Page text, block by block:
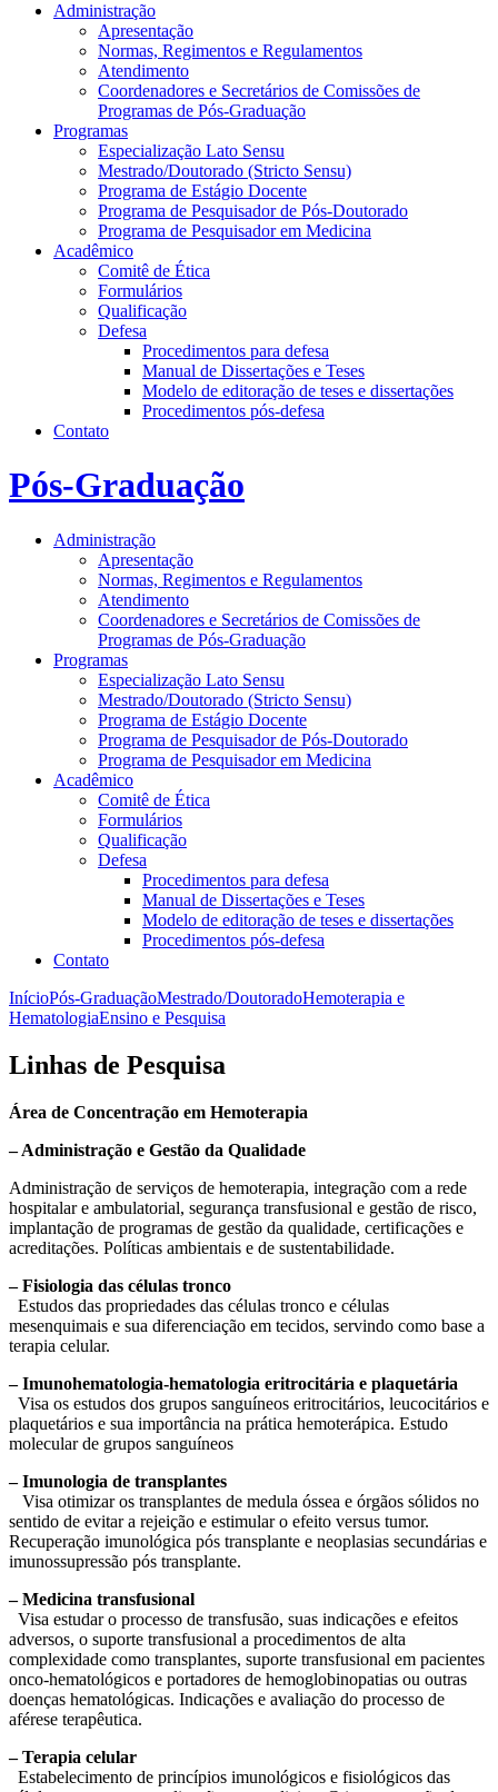
Administração
Apresentação
Normas, Regimentos e Regulamentos
Atendimento
Coordenadores e Secretários de Comissões de
Programas de Pós-Graduação
Programas
Especialização Lato Sensu
Mestrado/Doutorado (Stricto Sensu)
Programa de Estágio Docente
Programa de Pesquisador de Pós-Doutorado
Programa de Pesquisador em Medicina
Acadêmico
Comitê de Ética
Formulários
Qualificação
Defesa
Procedimentos para defesa
Manual de Dissertações e Teses
Modelo de editoração de teses e dissertações
Procedimentos pós-defesa
Contato
Pós-Graduação
Administração
Apresentação
Normas, Regimentos e Regulamentos
Atendimento
Coordenadores e Secretários de Comissões de
Programas de Pós-Graduação
Programas
Especialização Lato Sensu
Mestrado/Doutorado (Stricto Sensu)
Programa de Estágio Docente
Programa de Pesquisador de Pós-Doutorado
Programa de Pesquisador em Medicina
Acadêmico
Comitê de Ética
Formulários
Qualificação
Defesa
Procedimentos para defesa
Manual de Dissertações e Teses
Modelo de editoração de teses e dissertações
Procedimentos pós-defesa
Contato
InícioPós-GraduaçãoMestrado/DoutoradoHemoterapia e
HematologiaEnsino e Pesquisa
Linhas de Pesquisa
Área de Concentração em Hemoterapia
– Administração e Gestão da Qualidade
Administração de serviços de hemoterapia, integração com a rede
hospitalar e ambulatorial, segurança transfusional e gestão de risco,
implantação de programas de gestão da qualidade, certificações e
acreditações. Políticas ambientais e de sustentabilidade.
– Fisiologia das células tronco
Estudos das propriedades das células tronco e células
mesenquimais e sua diferenciação em tecidos, servindo como base a
terapia celular.
– Imunohematologia-hematologia eritrocitária e plaquetária
Visa os estudos dos grupos sanguíneos eritrocitários, leucocitários e
plaquetários e sua importância na prática hemoterápica. Estudo
molecular de grupos sanguíneos
– Imunologia de transplantes
Visa otimizar os transplantes de medula óssea e órgãos sólidos no
sentido de evitar a rejeição e estimular o efeito versus tumor.
Recuperação imunológica pós transplante e neoplasias secundárias e
imunossupressão pós transplante.
– Medicina transfusional
Visa estudar o processo de transfusão, suas indicações e efeitos
adversos, o suporte transfusional a procedimentos de alta
complexidade como transplantes, suporte transfusional em pacientes
onco-hematológicos e portadores de hemoglobinopatias ou outras
doenças hematológicas. Indicações e avaliação do processo de
aférese terapêutica.
– Terapia celular
Estabelecimento de princípios imunológicos e fisiológicos das